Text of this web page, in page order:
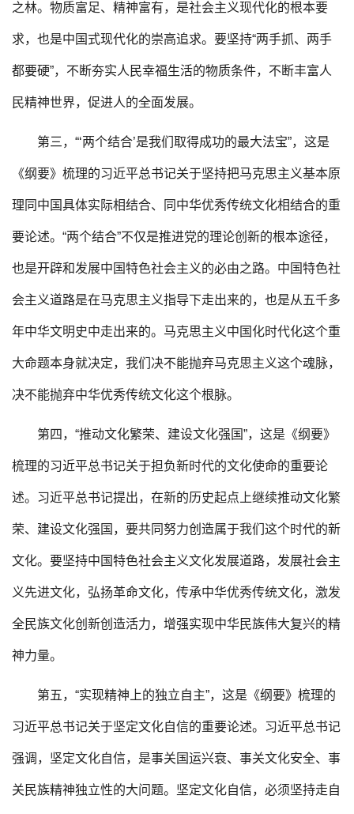
之林。物质富足、精神富有，是社会主义现代化的根本要
求，也是中国式现代化的崇高追求。要坚持“两手抓、两手
都要硬”，不断夯实人民幸福生活的物质条件，不断丰富人
民精神世界，促进人的全面发展。
第三，“‘两个结合’是我们取得成功的最大法宝”，这是
《纲要》梳理的习近平总书记关于坚持把马克思主义基本原
理同中国具体实际相结合、同中华优秀传统文化相结合的重
要论述。“两个结合”不仅是推进党的理论创新的根本途径，
也是开辟和发展中国特色社会主义的必由之路。中国特色社
会主义道路是在马克思主义指导下走出来的，也是从五千多
年中华文明史中走出来的。马克思主义中国化时代化这个重
大命题本身就决定，我们决不能抛弃马克思主义这个魂脉，
决不能抛弃中华优秀传统文化这个根脉。
第四，“推动文化繁荣、建设文化强国”，这是《纲要》
梳理的习近平总书记关于担负新时代的文化使命的重要论
述。习近平总书记提出，在新的历史起点上继续推动文化繁
荣、建设文化强国，要共同努力创造属于我们这个时代的新
文化。要坚持中国特色社会主义文化发展道路，发展社会主
义先进文化，弘扬革命文化，传承中华优秀传统文化，激发
全民族文化创新创造活力，增强实现中华民族伟大复兴的精
神力量。
第五，“实现精神上的独立自主”，这是《纲要》梳理的
习近平总书记关于坚定文化自信的重要论述。习近平总书记
强调，坚定文化自信，是事关国运兴衰、事关文化安全、事
关民族精神独立性的大问题。坚定文化自信，必须坚持走自